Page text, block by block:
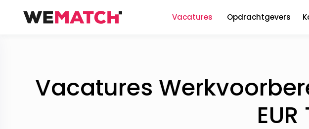
Vacatures Opdrachtgevers
Vacatures